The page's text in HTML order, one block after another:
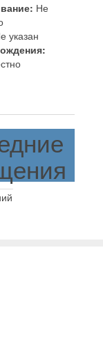
Не
указан